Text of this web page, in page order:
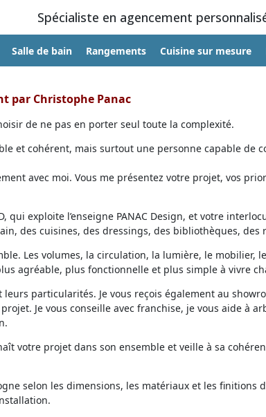
Spécialiste en agencement
Salle de bain Rangements Cuisine sur mesure
par Christophe Panac
de ne pas en porter seul toute la complexité.
et cohérent, mais surtout une personne capable de
avec moi. Vous me présentez votre projet, vos
qui exploite l’enseigne PANAC Design, et votre
des cuisines, des dressings, des bibliothèques,
Les volumes, la circulation, la lumière, le
agréable, plus fonctionnelle et plus simple à vivre
particularités. Je vous reçois également au
Je vous conseille avec franchise, je vous aide à
votre projet dans son ensemble et veille à sa
selon les dimensions, les matériaux et les finitions